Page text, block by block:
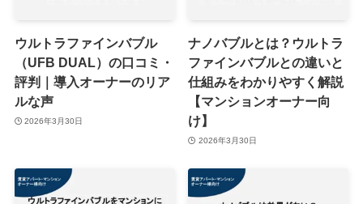
ウルトラファインバブル
（UFB DUAL）の口コミ・
評判｜導入オーナーのリア
ルな声
2026年3月30日
ナノバブルとは？ウルトラ
ファインバブルとの違いと
仕組みをわかりやすく解説
【マンションオーナー向
け】
2026年3月30日